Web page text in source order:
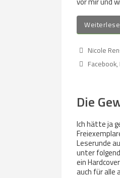
Nicole
Facebook,
Die
Ich hätte ja
Leserunde
unter
ein
auch für alle